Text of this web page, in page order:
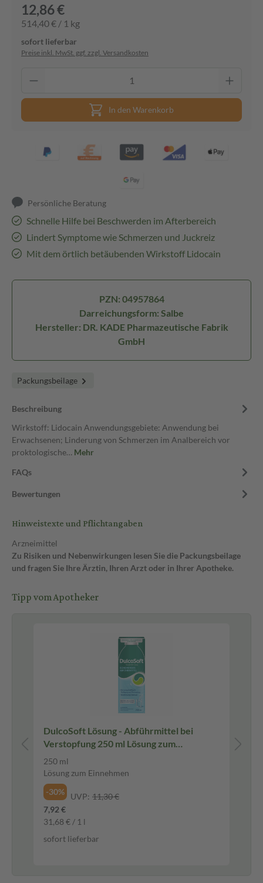
12,86 €
514,40 € / 1 kg
sofort lieferbar
Preise inkl. MwSt. ggf. zzgl. Versandkosten
In den Warenkorb
Persönliche Beratung
Schnelle Hilfe bei Beschwerden im Afterbereich
Lindert Symptome wie Schmerzen und Juckreiz
Mit dem örtlich betäubenden Wirkstoff Lidocain
PZN: 04957864
Darreichungsform: Salbe
Hersteller: DR. KADE Pharmazeutische Fabrik
GmbH
Packungsbeilage
Beschreibung
Wirkstoff: Lidocain Anwendungsgebiete: Anwendung bei
Erwachsenen; Linderung von Schmerzen im Analbereich vor
proktologische… Mehr
FAQs
Bewertungen
Hinweistexte und Pflichtangaben
Arzneimittel
Zu Risiken und Nebenwirkungen lesen Sie die Packungsbeilage
und fragen Sie Ihre Ärztin, Ihren Arzt oder in Ihrer Apotheke.
Tipp vom Apotheker
DulcoSoft Lösung - Abführmittel bei
Verstopfung 250 ml Lösung zum
Einnehmen
250 ml
Lösung zum Einnehmen
-30%
UVP: 11,30 €
7,92 €
31,68 € / 1 l
sofort lieferbar